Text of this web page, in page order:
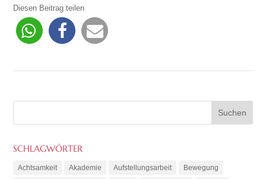
Diesen Beitrag teilen
SCHLAGWÖRTER
Achtsamkeit Akademie Aufstellungsarbeit
Bewegung